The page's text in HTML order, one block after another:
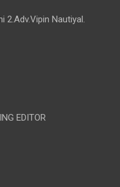
2.Adv.Vipin Nautiyal.
EDITOR